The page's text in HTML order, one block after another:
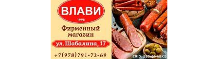
erid: 2SDnjdvhGXG